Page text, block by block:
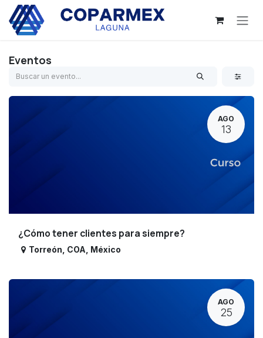
Ir al contenido
Eventos
AGO
13
¿Cómo tener clientes para siempre?
Torreón COA México
AGO
25